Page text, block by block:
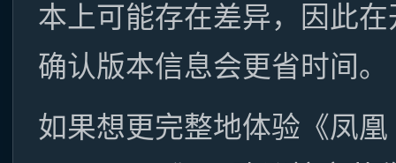
本上可能存在差异，因此
确认版本信息会更省时间。
如果想更完整地体验《凤凰